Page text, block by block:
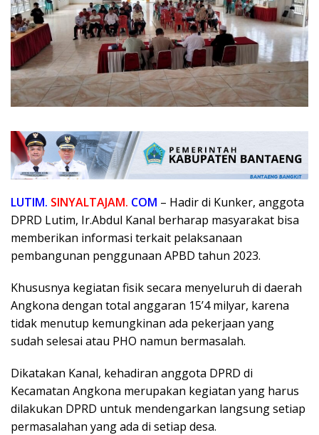
LUTIM. SINYALTAJAM. COM – Hadir di Kunker, anggota
DPRD Lutim, Ir.Abdul Kanal berharap masyarakat bisa
memberikan informasi terkait pelaksanaan
pembangunan penggunaan APBD tahun 2023.
Khususnya kegiatan fisik secara menyeluruh di daerah
Angkona dengan total anggaran 15’4 milyar, karena
tidak menutup kemungkinan ada pekerjaan yang
sudah selesai atau PHO namun bermasalah.
Dikatakan Kanal, kehadiran anggota DPRD di
Kecamatan Angkona merupakan kegiatan yang harus
dilakukan DPRD untuk mendengarkan langsung setiap
permasalahan yang ada di setiap desa.